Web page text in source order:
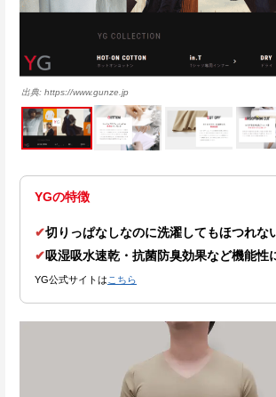
https://www.gunze.jp
YGの特徴
✔切りっぱなしなのに洗濯してもほつれな
✔吸湿吸水速乾・抗菌防臭効果など機能性
YG公式サイトは こちら